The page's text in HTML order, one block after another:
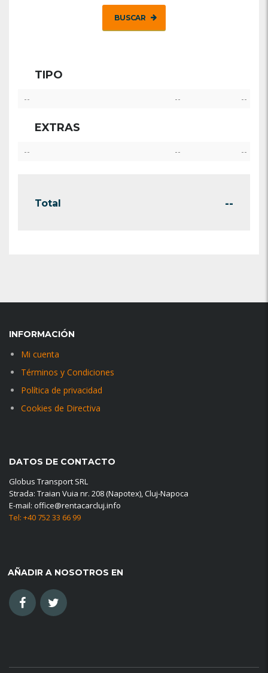
BUSCAR
TIPO
-- -- --
EXTRAS
-- -- --
Total --
INFORMACIÓN
Mi cuenta
Términos y Condiciones
Política de privacidad
Cookies de Directiva
DATOS DE CONTACTO
Globus Transport SRL
Strada: Traian Vuia nr. 208 (Napotex), Cluj-Napoca
E-mail: office@rentacarcluj.info
Tel: +40 752 33 66 99
AÑADIR A NOSOTROS EN